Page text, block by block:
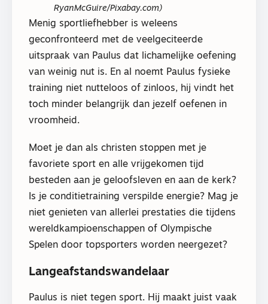
RyanMcGuire/Pixabay.com)
Menig sportliefhebber is weleens
geconfronteerd met de veelgeciteerde
uitspraak van Paulus dat lichamelijke oefening
van weinig nut is. En al noemt Paulus fysieke
training niet nutteloos of zinloos, hij vindt het
toch minder belangrijk dan jezelf oefenen in
vroomheid.
Moet je dan als christen stoppen met je
favoriete sport en alle vrijgekomen tijd
besteden aan je geloofsleven en aan de kerk?
Is je conditietraining verspilde energie? Mag je
niet genieten van allerlei prestaties die tijdens
wereldkampioenschappen of Olympische
Spelen door topsporters worden neergezet?
Langeafstandswandelaar
Paulus is niet tegen sport. Hij maakt juist vaak